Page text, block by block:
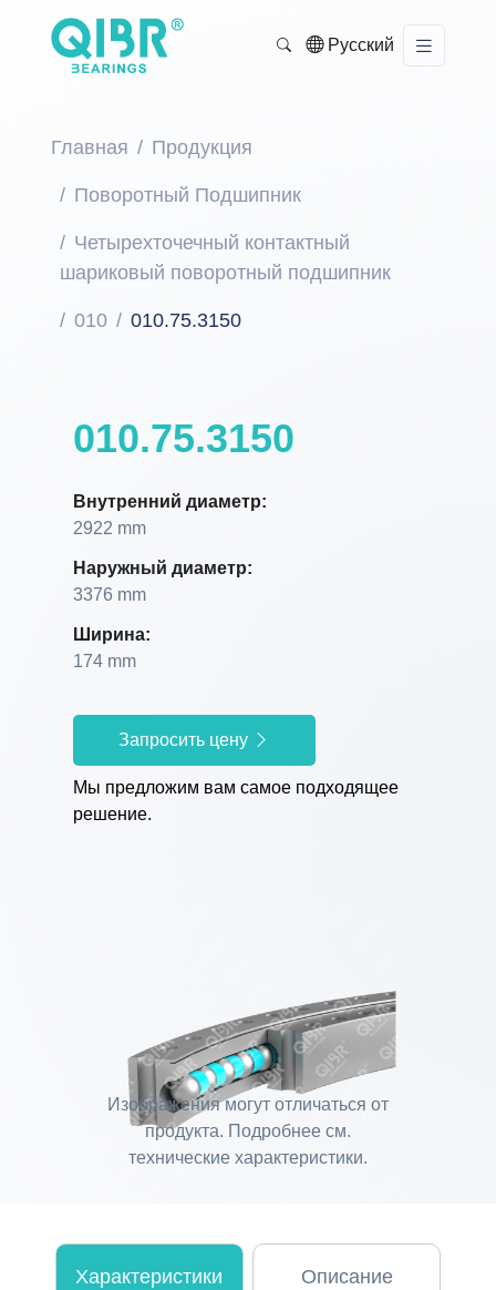
Русский
Главная Продукция
Поворотный Подшипник
Четырехточечный контактный
шариковый поворотный подшипник
010 010.75.3150
010.75.3150
Внутренний диаметр:
2922 mm
Наружный диаметр:
3376 mm
Ширина:
174 mm
Запросить цену
Мы предложим вам самое подходящее
решение.
Изображения могут отличаться от
продукта. Подробнее см.
технические характеристики.
Характеристики Описание